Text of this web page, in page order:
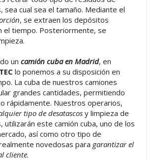
sea cual sea el tamaño. Mediante el
, se extraen los depósitos
el tiempo. Posteriormente, se
un camión cuba en Madrid, en
lo ponemos a su disposición en
La cuba de nuestros camiones
grandes cantidades, permitiendo
rápidamente. Nuestros operarios,
tipo de desatascosy limpieza de
utilizarán este camión cuba, uno de los
así como otro tipo de
novedosas para garantizar el
cliente.